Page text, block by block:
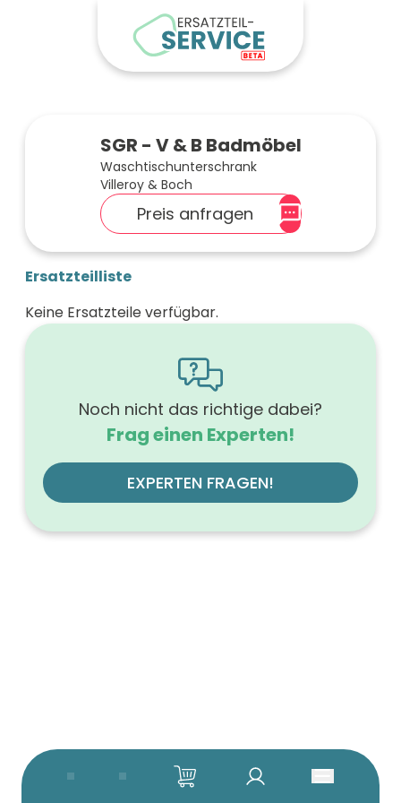
SGR - V & B Badmöbel
Waschtischunterschrank
Villeroy & Boch
Preis anfragen
Ersatzteilliste
Keine Ersatzteile verfügbar.
Noch nicht das richtige dabei?
Frag einen Experten!
EXPERTEN FRAGEN!